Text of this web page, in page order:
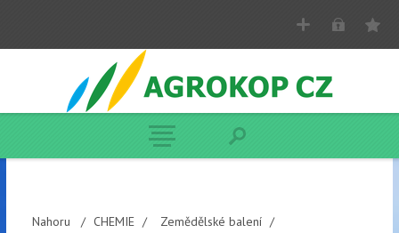
Nahoru / CHEMIE / Zemědělské balení /